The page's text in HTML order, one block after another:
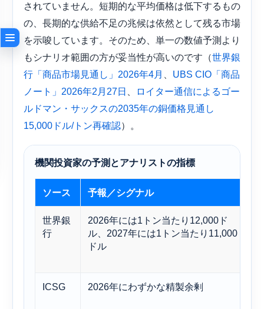
されていません。短期的な平均価格は低下するもの
の、長期的な供給不足の兆候は依然として残る市場
を示唆しています。そのため、単一の数値予測より
もシナリオ範囲の方が妥当性が高いのです（世界銀
行「商品市場見通し」2026年4月
UBS CIO「商品
ノート」2026年2月27日
ロイター通信によるゴー
ルドマン・サックスの2035年の銅価格見通し
15,000ドル/トン再確認）。
機関投資家の予測とアナリストの指標
ソース 予報／シグナル
世界銀
行
2026年には1トン当たり12,000ド
ル、2027年には1トン当たり11,000
ドル
ICSG 2026年にわずかな精製余剰